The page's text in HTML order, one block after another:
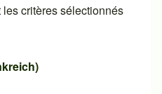
critères sélectionnés